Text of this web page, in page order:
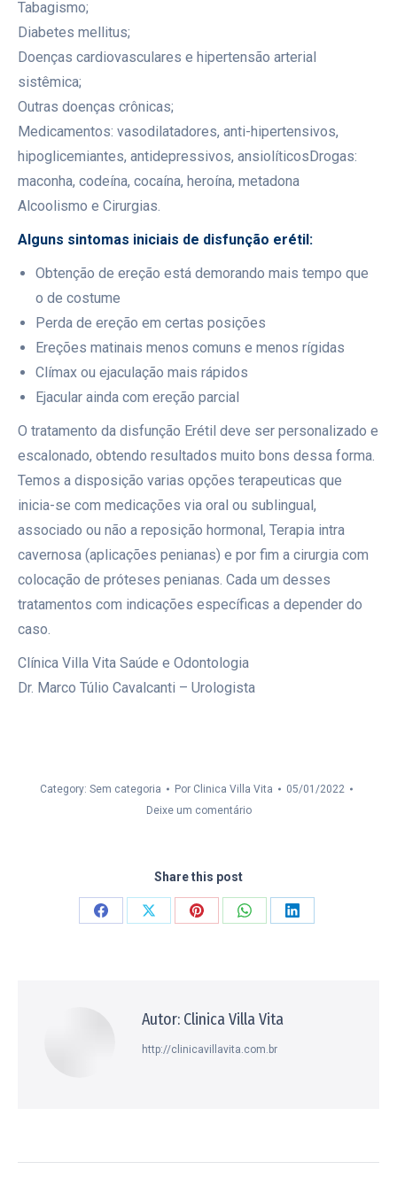
Tabagismo;
Diabetes mellitus;
Doenças cardiovasculares e hipertensão arterial
sistêmica;
Outras doenças crônicas;
Medicamentos: vasodilatadores, anti-hipertensivos,
hipoglicemiantes, antidepressivos, ansiolíticosDrogas:
maconha, codeína, cocaína, heroína, metadona
Alcoolismo e Cirurgias.
Alguns sintomas iniciais de disfunção erétil:
Obtenção de ereção está demorando mais tempo que
o de costume
Perda de ereção em certas posições
Ereções matinais menos comuns e menos rígidas
Clímax ou ejaculação mais rápidos
Ejacular ainda com ereção parcial
O tratamento da disfunção Erétil deve ser personalizado e
escalonado, obtendo resultados muito bons dessa forma.
Temos a disposição varias opções terapeuticas que
inicia-se com medicações via oral ou sublingual,
associado ou não a reposição hormonal, Terapia intra
cavernosa (aplicações penianas) e por fim a cirurgia com
colocação de próteses penianas. Cada um desses
tratamentos com indicações específicas a depender do
caso.
Clínica Villa Vita Saúde e Odontologia
Dr. Marco Túlio Cavalcanti – Urologista
Category: Sem categoria Por Clinica Villa Vita
05/01/2022
Deixe um comentário
Share this post
CompartilharCompartilharCompartilharCompartilharCompartilhar
Autor: Clinica Villa Vita
http://clinicavillavita.com.br